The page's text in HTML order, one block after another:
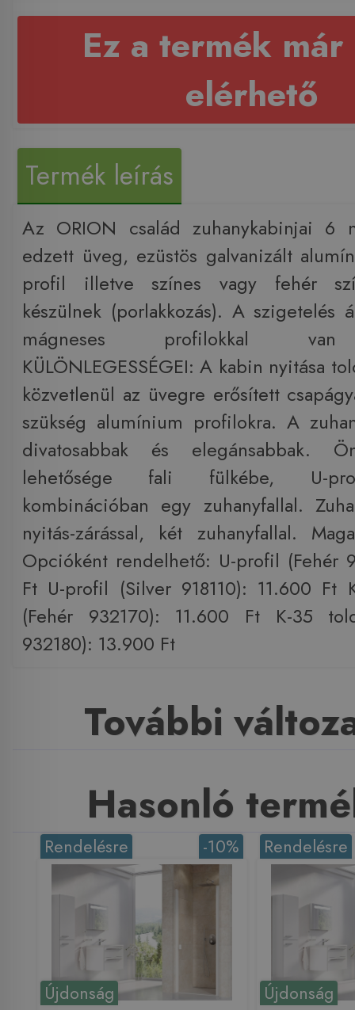
Ez a termék már
elérhető
Termék leírás
Az ORION család zuhanykabinjai 6
edzett üveg, ezüstös galvanizált
profil illetve színes vagy fehér
készülnek (porlakkozás). A szigetelés
mágneses profilokkal van
KÜLÖNLEGESSÉGEI: A kabin nyitása
közvetlenül az üvegre erősített
szükség alumínium profilokra. A
divatosabbak és elegánsabbak.
lehetősége fali fülkébe, U-
kombinációban egy zuhanyfallal.
nyitás-zárással, két zuhanyfallal.
Opcióként rendelhető: U-profil (Fehér
Ft U-profil (Silver 918110): 11.600 Ft
(Fehér 932170): 11.600 Ft K-35
932180): 13.900 Ft
További
Hasonló
Újdonság
-10%
Rendelésre
Újdonság
Rendelésre